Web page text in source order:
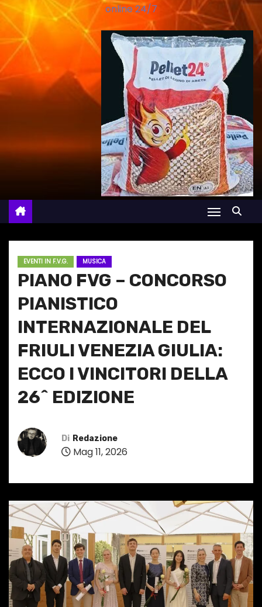
online 24/7
EVENTI IN F.V.G. MUSICA
PIANO FVG – CONCORSO
PIANISTICO
INTERNAZIONALE DEL
FRIULI VENEZIA GIULIA:
ECCO I VINCITORI DELLA
26^ EDIZIONE
Di Redazione
Mag 11, 2026